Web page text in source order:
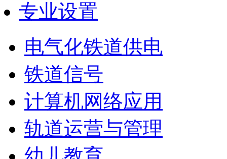
专业设置
电气化铁道供电
铁道信号
计算机网络应用
轨道运营与管理